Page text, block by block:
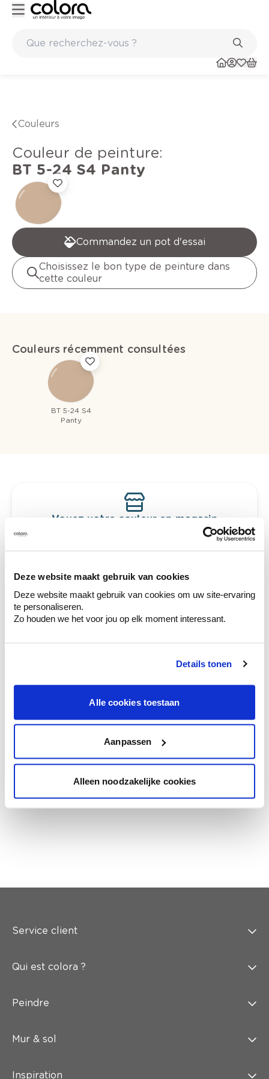
Deze website maakt gebruik van cookies
Deze website maakt gebruik van cookies om uw site-ervaring
te personaliseren.
Zo houden we het voor jou op elk moment interessant.
Details tonen
Alle cookies toestaan
Aanpassen
Alleen noodzakelijke cookies
Couleurs
Couleur de peinture:
BT 5-24 S4 Panty
Commandez un pot d'essai
Choisissez le bon type de peinture dans
cette couleur
Couleurs récemment consultées
BT 5-24 S4
Panty
Voyez votre couleur en magasin
Découvrez des échantillons de votre
votre couleur.
Obtenez des conseils personnalisés sur la
combinaison de couleurs.
Conseil couleur à domicile
en couleur.
l'éclairage et de votre mobilier.
Obtenez un contrôle technologique de vos
Service client
Qui est colora ?
Peindre
Mur & sol
Inspiration